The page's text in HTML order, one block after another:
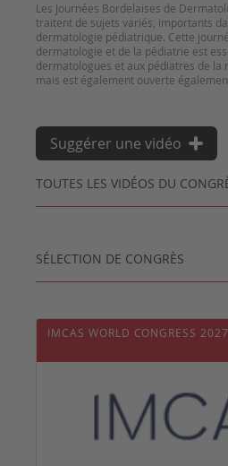
Les Journées Bordelaises de
traitent de sujets variés, importants
dermatologie pédiatrique. Cette
dermatologie et de la pédiatrie est
dermatologues et aux pédiatres de la
TOUTES LES VIDÉOS DU
Suggérer une vidéo
SÉLECTION DE CONGRÈS
IMCAS WORLD CONGRESS 2027